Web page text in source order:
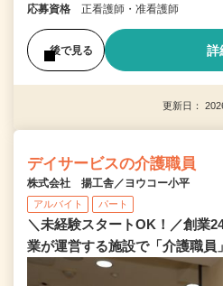
応募資格 正看護師・准看護師
後で見る 詳
更新日：
デイサービスの介護職員
株式会社 揚工舎／ヨウコー小平
アルバイト パート
＼未経験スタートOK！／創業
業が運営する施設で「介護職員